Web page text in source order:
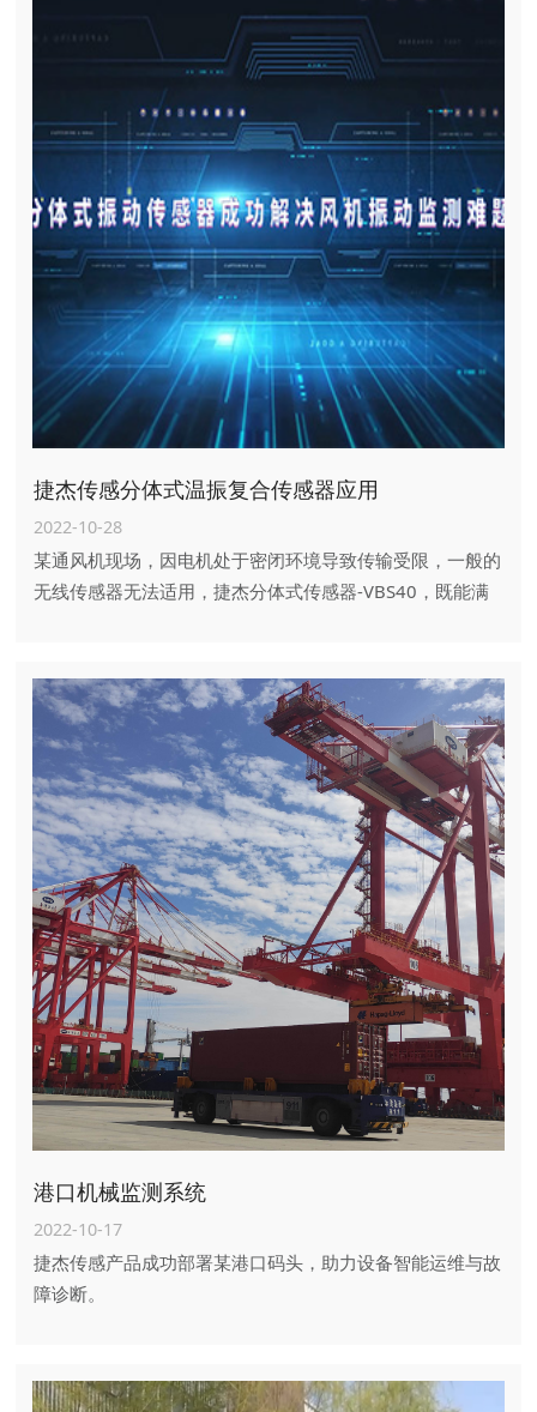
捷杰传感分体式温振复合传感器应用
2022-10-28
某通风机现场，因电机处于密闭环境导致传输受限，一般的
无线传感器无法适用，捷杰分体式传感器-VBS40，既能满
港口机械监测系统
2022-10-17
捷杰传感产品成功部署某港口码头，助力设备智能运维与故
障诊断。